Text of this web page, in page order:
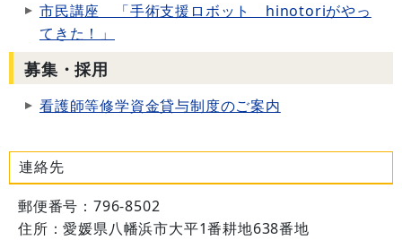
市民講座 「手術支援ロボット hinotoriがやっ
てきた！」
募集・採用
看護師等修学資金貸与制度のご案内
連絡先
郵便番号：796-8502
住所：愛媛県八幡浜市大平1番耕地638番地